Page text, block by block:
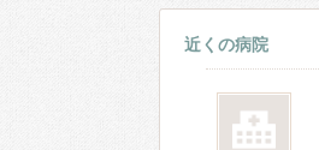
近くの病院